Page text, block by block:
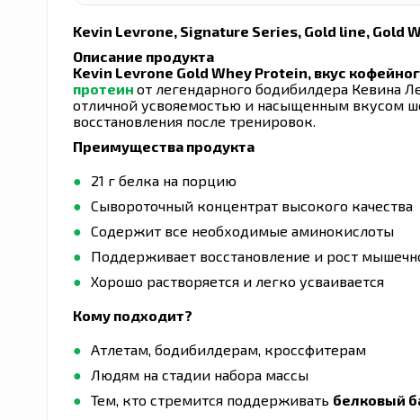
Kevin Levrone, Signature Series, Gold line, Gold
Описание продукта
Kevin Levrone Gold Whey Protein, вкус
протеин от легендарного бодибилдера Кевина
отличной усвояемостью и насыщенным вкусом
восстановления после тренировок.
Преимущества продукта
21 г белка на порцию
Сывороточный концентрат высокого качества
Содержит все необходимые аминокислоты
Поддерживает восстановление и рост
Хорошо растворяется и легко усваивается
Кому подходит?
Атлетам, бодибилдерам, кроссфитерам
Людям на стадии набора массы
Тем, кто стремится поддерживать белковый